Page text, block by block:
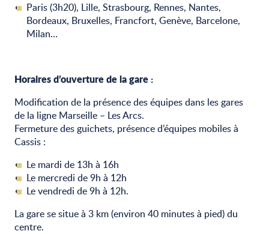
Paris (3h20), Lille, Strasbourg, Rennes, Nantes,
Bordeaux, Bruxelles, Francfort, Genève, Barcelone,
Milan…
Horaires d’ouverture de la gare :
Modification de la présence des équipes dans les gares
de la ligne Marseille – Les Arcs.
Fermeture des guichets, présence d’équipes mobiles à
Cassis :
Le mardi de 13h à 16h
Le mercredi de 9h à 12h
Le vendredi de 9h à 12h.
La gare se situe à 3 km (environ 40 minutes à pied) du
centre.